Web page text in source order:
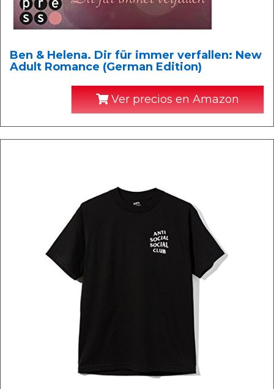
Ben & Helena. Dir für immer verfallen: New
Adult Romance (German Edition)
Ver precios en Amazon